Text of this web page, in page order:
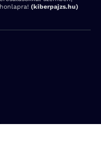
(kiberpajzs.hu)